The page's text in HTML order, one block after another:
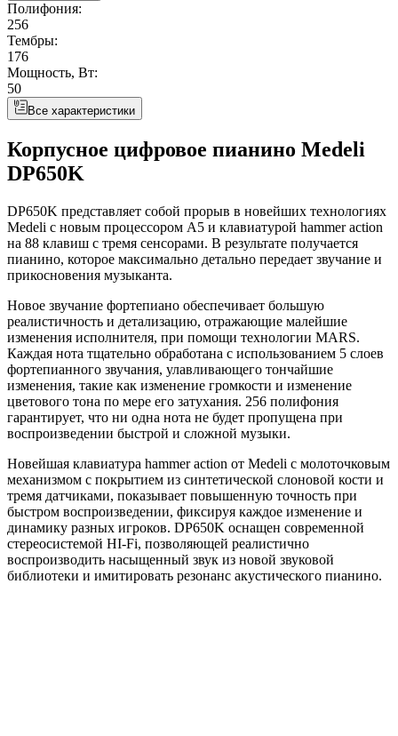
Полифония:
256
Тембры:
176
Мощность, Вт:
50
Все характеристики
Корпусное цифровое пианино Medeli
DP650K
DP650K представляет собой прорыв в новейших технологиях
Medeli с новым процессором A5 и клавиатурой hammer action
на 88 клавиш с тремя сенсорами. В результате получается
пианино, которое максимально детально передает звучание и
прикосновения музыканта.
Новое звучание фортепиано обеспечивает большую
реалистичность и детализацию, отражающие малейшие
изменения исполнителя, при помощи технологии MARS.
Каждая нота тщательно обработана с использованием 5 слоев
фортепианного звучания, улавливающего тончайшие
изменения, такие как изменение громкости и изменение
цветового тона по мере его затухания. 256 полифония
гарантирует, что ни одна нота не будет пропущена при
воспроизведении быстрой и сложной музыки.
Новейшая клавиатура hammer action от Medeli с молоточковым
механизмом с покрытием из синтетической слоновой кости и
тремя датчиками, показывает повышенную точность при
быстром воспроизведении, фиксируя каждое изменение и
динамику разных игроков. DP650K оснащен современной
стереосистемой HI-Fi, позволяющей реалистично
воспроизводить насыщенный звук из новой звуковой
библиотеки и имитировать резонанс акустического пианино.